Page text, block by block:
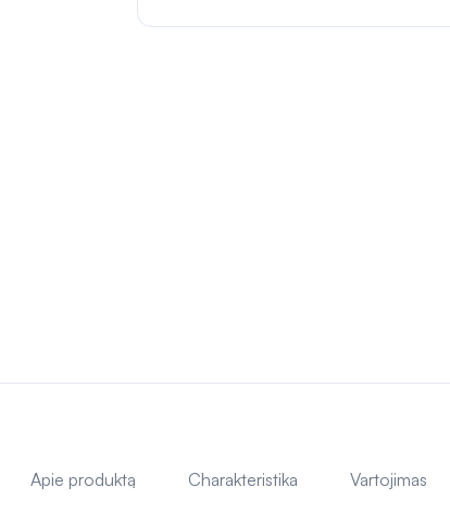
Apie produktą Charakteristika Vartojimas